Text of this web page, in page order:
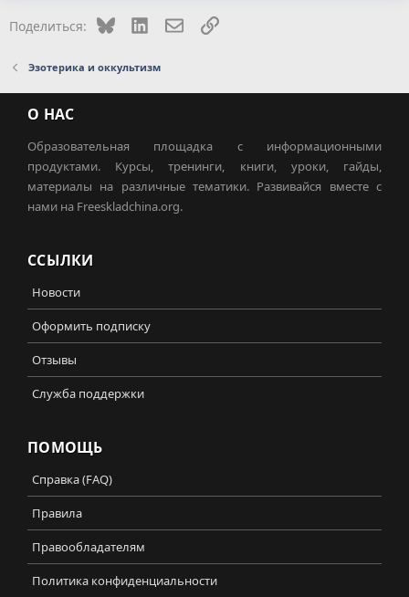
Поделиться: Bluesky LinkedInЭлектронная почта
Ссылка
Эзотерика и оккультизм
О НАС
Образовательная площадка с информационными
продуктами. Курсы, тренинги, книги, уроки, гайды,
материалы на различные тематики. Развивайся вместе с
нами на Freeskladchina.org.
ССЫЛКИ
Новости
Оформить подписку
Отзывы
Служба поддержки
ПОМОЩЬ
Справка (FAQ)
Правила
Правообладателям
Политика конфиденциальности